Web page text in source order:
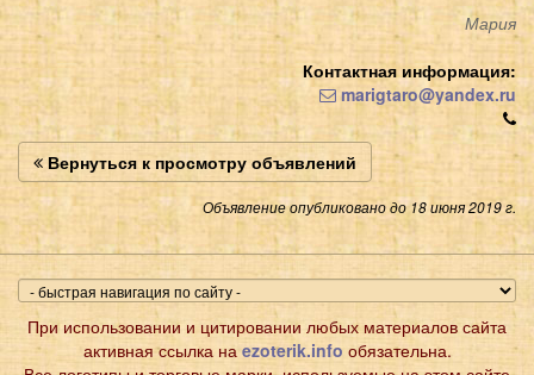
Мария
Контактная информация:
marigtaro@yandex.ru
Вернуться к просмотру объявлений
Объявление опубликовано до 18 июня 2019 г.
При использовании и цитировании любых материалов сайта
активная ссылка на ezoterik.info обязательна.